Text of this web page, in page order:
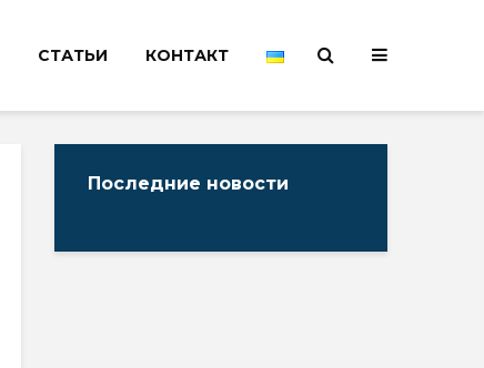
СТАТЬИ КОНТАКТ
Последние новости